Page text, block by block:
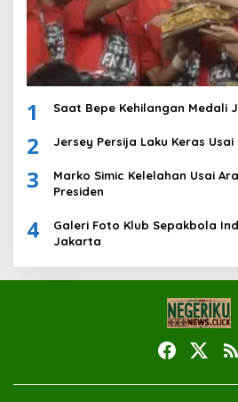
1 Saat Bepe Kehilangan Medali
2 Jersey Persija Laku Keras
3
Marko Simic Kelelahan Usai
Presiden
4
Galeri Foto Klub Sepakbola
Jakarta